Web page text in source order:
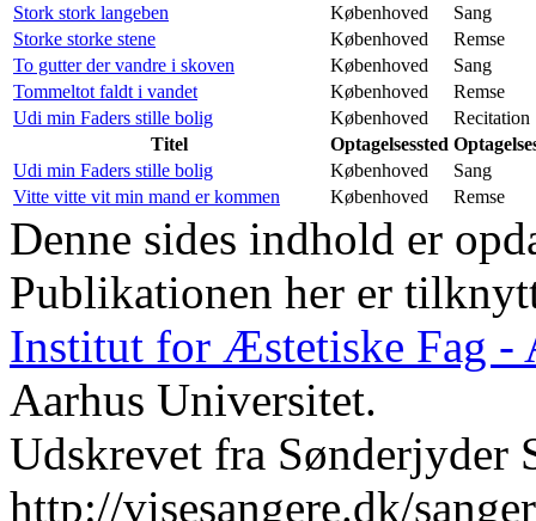
Stork stork langeben
Københoved
Sang
Storke storke stene
Københoved
Remse
To gutter der vandre i skoven
Københoved
Sang
Tommeltot faldt i vandet
Københoved
Remse
Udi min Faders stille bolig
Københoved
Recitation
Titel
Optagelsessted
Udi min Faders stille bolig
Københoved
Sang
Vitte vitte vit min mand er kommen
Københoved Remse
Denne sides indhold er
Publikationen her er
Institut for Æstetiske Fag -
Aarhus Universitet.
Udskrevet fra Sønderjyder
http://visesangere.dk/